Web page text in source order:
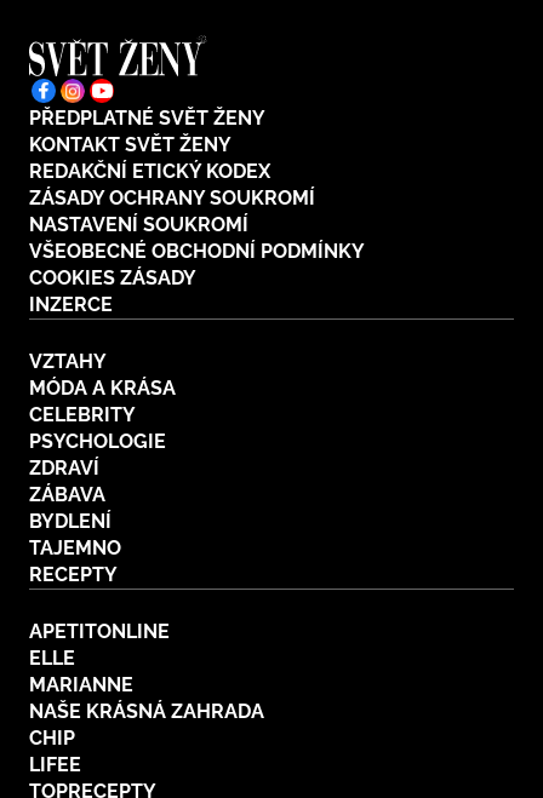
PŘEDPLATNÉ SVĚT ŽENY
KONTAKT SVĚT ŽENY
REDAKČNÍ ETICKÝ KODEX
ZÁSADY OCHRANY SOUKROMÍ
NASTAVENÍ SOUKROMÍ
VŠEOBECNÉ OBCHODNÍ PODMÍNKY
COOKIES ZÁSADY
INZERCE
VZTAHY
MÓDA A KRÁSA
CELEBRITY
PSYCHOLOGIE
ZDRAVÍ
ZÁBAVA
BYDLENÍ
TAJEMNO
RECEPTY
APETITONLINE
ELLE
MARIANNE
NAŠE KRÁSNÁ ZAHRADA
CHIP
LIFEE
TOPRECEPTY